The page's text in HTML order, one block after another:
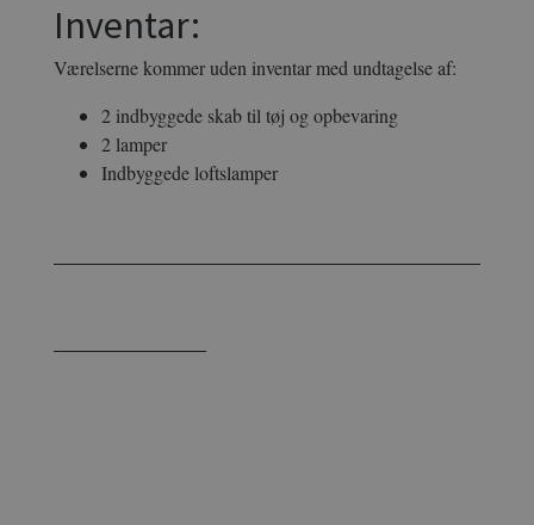
Inventar:
Værelserne kommer uden inventar med undtagelse af:
2 indbyggede skab til tøj og opbevaring
2 lamper
Indbyggede loftslamper